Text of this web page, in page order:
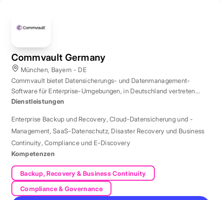
Commvault Germany
München, Bayern - DE
Commvault bietet Datensicherungs- und Datenmanagement-
Software für Enterprise-Umgebungen, in Deutschland vertreten
durch eine Niederlassung in München.
Dienstleistungen
Enterprise Backup und Recovery,Cloud-Datensicherung und -
Management,SaaS-Datenschutz, Disaster Recovery und Business
Continuity,Compliance und E-Discovery
Kompetenzen
Backup, Recovery & Business Continuity
Compliance & Governance